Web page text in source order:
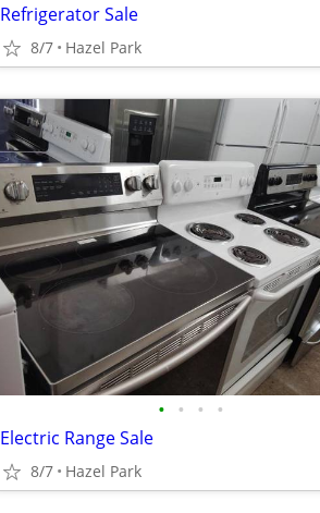
Refrigerator Sale
8/7 Hazel Park
• • • •
Electric Range Sale
8/7 Hazel Park